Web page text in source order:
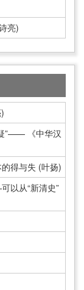
亮)
”—— 《中华汉
的得与失 (叶扬)
以从“新清史”